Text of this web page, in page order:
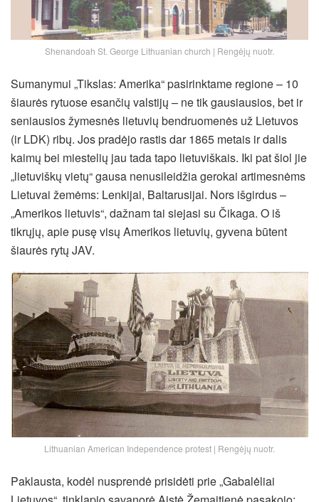
Shenandoah St. George Lithuanian church | Rengėjų nuotr.
Sumanymui „Tikslas: Amerika“ pasirinktame regione – 10
šiaurės rytuose esančių valstijų – ne tik gausiausios, bet ir
seniausios žymesnės lietuvių bendruomenės už Lietuvos
(ir LDK) ribų. Jos pradėjo rastis dar 1865 metais ir dalis
kaimų bei miestelių jau tada tapo lietuviškais. Iki pat šiol jie
„lietuviškų vietų“ gausa nenusileidžia gerokai artimesnėms
Lietuvai žemėms: Lenkijai, Baltarusijai. Nors išgirdus –
„Amerikos lietuvis“, dažnam tai siejasi su Čikaga. O iš
tikrųjų, apie pusę visų Amerikos lietuvių, gyvena būtent
šiaurės rytų JAV.
Lithuanian American Independence protest | Rengėjų nuotr.
Paklausta, kodėl nusprendė prisidėti prie „Gabalėliai